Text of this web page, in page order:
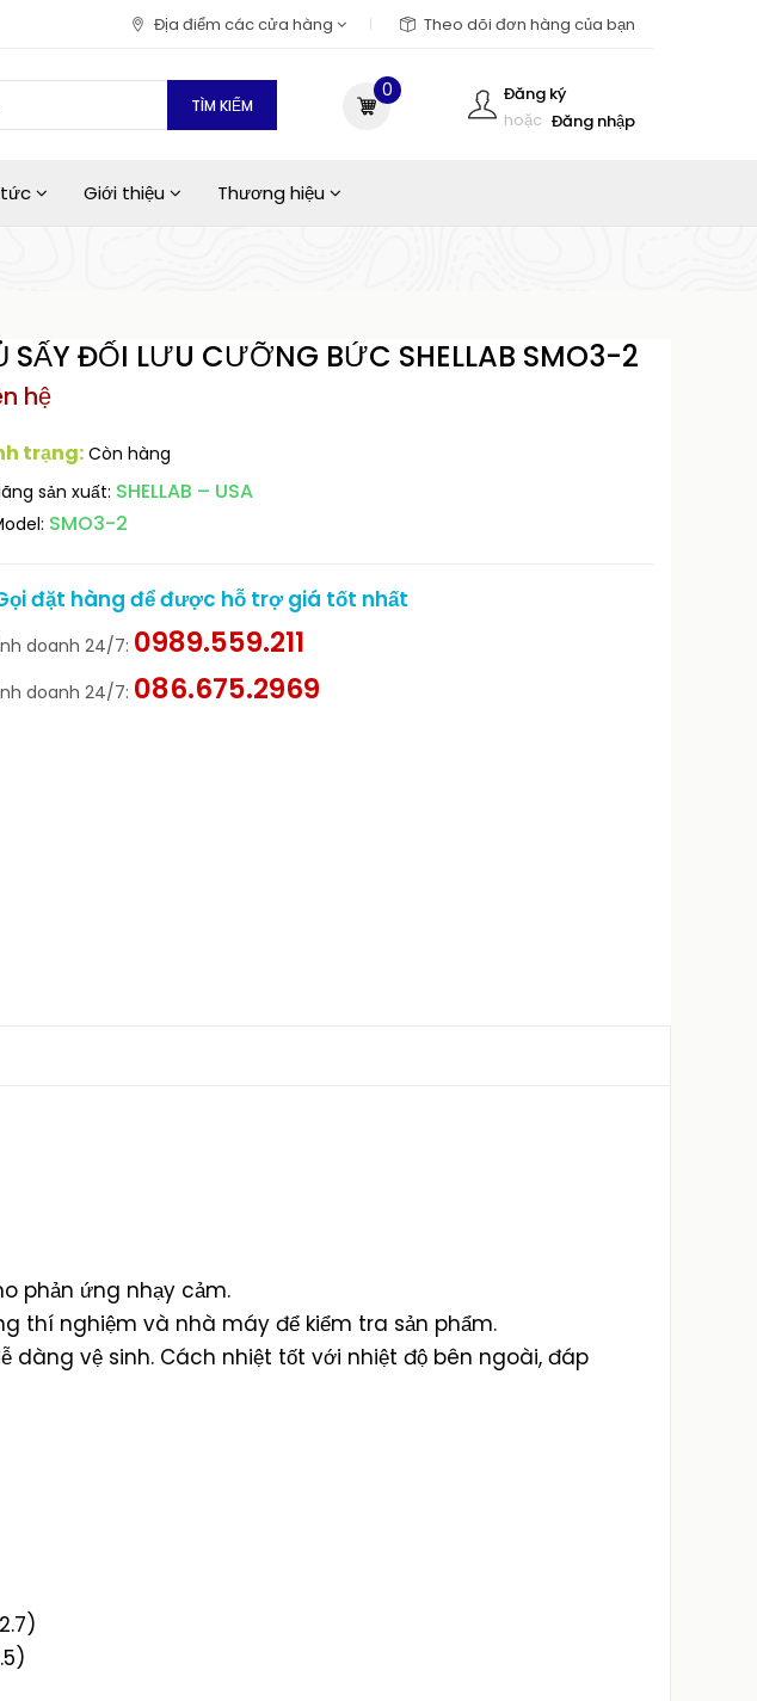
Địa điểm các cửa hàng Theo dõi đơn hàng của bạn
TÌM KIẾM
Đăng ký
hoặc Đăng nhập
0
tức Giới thiệu Thương hiệu
SẤY ĐỐI LƯU CƯỠNG BỨC SHELLAB SMO3-2
hệ
trạng:Còn hàng
sản xuất: SHELLAB – USA
SMO3-2
đặt hàng để được hỗ trợ giá tốt nhất
doanh 24/7: 0989.559.211
doanh 24/7: 086.675.2969
phản ứng nhạy cảm.
thí nghiệm và nhà máy để kiểm tra sản phẩm.
dàng vệ sinh. Cách nhiệt tốt với nhiệt độ bên ngoài, đáp